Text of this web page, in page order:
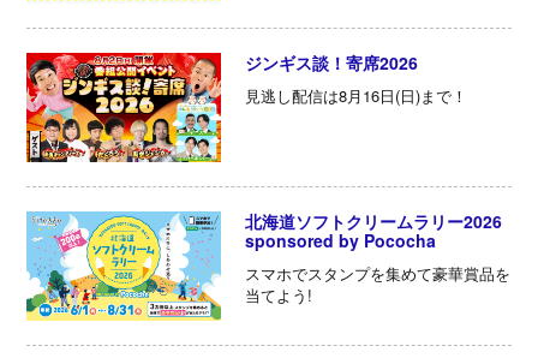
ジンギス談！寄席2026
見逃し配信は8月16日(日)まで！
北海道ソフトクリームラリー2026
sponsored by Pococha
スマホでスタンプを集めて豪華賞品を
当てよう!